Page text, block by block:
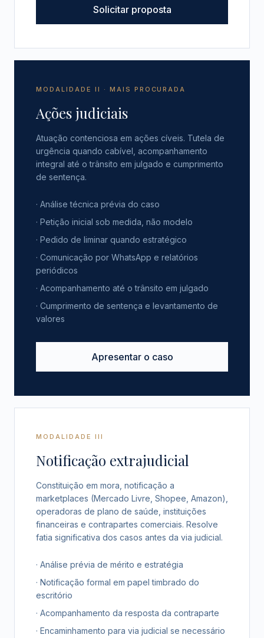
Solicitar proposta
MODALIDADE II · MAIS PROCURADA
Ações judiciais
Atuação contenciosa em ações cíveis. Tutela de
urgência quando cabível, acompanhamento
integral até o trânsito em julgado e cumprimento
de sentença.
· Análise técnica prévia do caso
· Petição inicial sob medida, não modelo
· Pedido de liminar quando estratégico
· Comunicação por WhatsApp e relatórios
periódicos
· Acompanhamento até o trânsito em julgado
· Cumprimento de sentença e levantamento de
valores
Apresentar o caso
MODALIDADE III
Notificação extrajudicial
Constituição em mora, notificação a
marketplaces (Mercado Livre, Shopee, Amazon),
operadoras de plano de saúde, instituições
financeiras e contrapartes comerciais. Resolve
fatia significativa dos casos antes da via judicial.
· Análise prévia de mérito e estratégia
· Notificação formal em papel timbrado do
escritório
· Acompanhamento da resposta da contraparte
· Encaminhamento para via judicial se necessário